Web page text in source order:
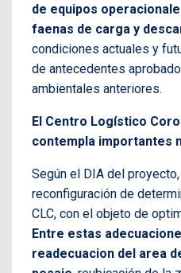
de equipos
faenas de carga y
condiciones actuales y
de antecedentes
ambientales anteriores.
El Centro Logístico
contempla importantes
Según el DIA del
reconfiguración de
CLC, con el objeto de
Entre estas
readecuacion del area